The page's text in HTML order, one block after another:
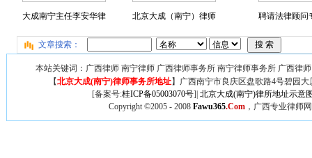
大成南宁主任李安华律 北京大成（南宁）律师 聘请法律顾问
文章搜索：
本站关键词：广西律师 南宁律师 广西律师事务所 南宁律师事务所 广西律
【北京大成(南宁)律师事务所地址】广西南宁市良庆区盘歌路4号碧园
[备案号:桂ICP备05003070号]| 北京大成(南宁)律所地址示意
Copyright ©2005 - 2008 Fawu365.Com，广西专业律师